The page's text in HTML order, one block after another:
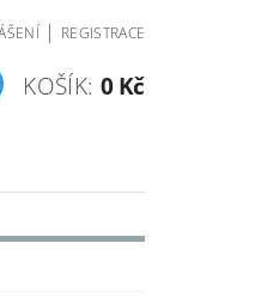
| REGISTRACE
KOŠÍK: 0 Kč